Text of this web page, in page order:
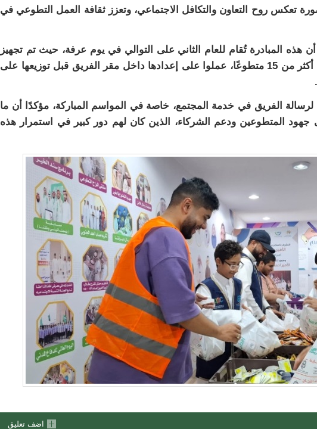
تعكس روح التعاون والتكافل الاجتماعي، وتعزز ثقافة العمل التطوعي في
هذه المبادرة تُقام للعام الثاني على التوالي في يوم عرفة، حيث تم تجهيز
ما يزيد على ألف وجبة إفطار، بمساهمة أكثر من 15 متطوعًا، عملوا على إعدادها داخل مقر الفريق قبل توزيعها على
لرسالة الفريق في خدمة المجتمع، خاصة في المواسم المباركة، مؤكدًا أن ما
جهود المتطوعين ودعم الشركاء، الذين كان لهم دور كبير في استمرار هذه
اضف تعليق